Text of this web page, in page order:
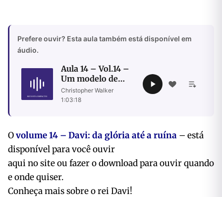
Prefere ouvir? Esta aula também está disponível em
áudio.
Aula 14 – Vol.14 –
Um modelo de
arrependimento
Christopher Walker
1:03:18
Ovolume 14 – Davi: da glória até a ruína – está
disponível para você ouvir
aqui no site ou fazer o download para ouvir quando
e onde quiser.
Conheça mais sobre o rei Davi!